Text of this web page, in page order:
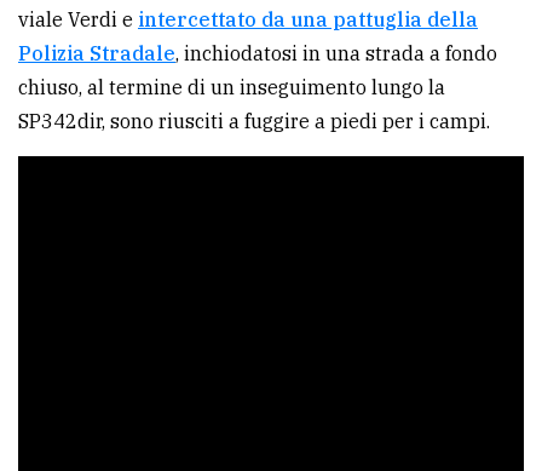
viale Verdi e intercettato da una pattuglia della
Polizia Stradale, inchiodatosi in una strada a fondo
chiuso, al termine di un inseguimento lungo la
SP342dir, sono riusciti a fuggire a piedi per i campi.